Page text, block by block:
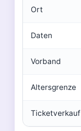
Ort
Daten
Vorband
Altersgrenze
Ticketverkauf